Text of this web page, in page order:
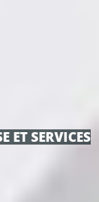
ET SERVICES